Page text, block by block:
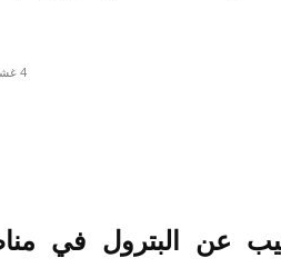
4 غشت 2021
عن البترول في